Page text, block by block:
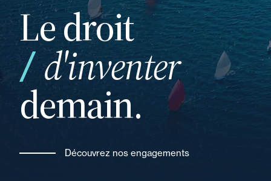
Le droit
d'inventer
demain.
Découvrez nos engagements
ou